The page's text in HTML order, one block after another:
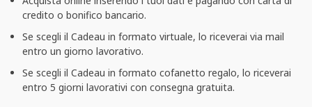
credito o bonifico bancario.
Se scegli il Cadeau in formato virtuale, lo riceverai via mail
entro un giorno lavorativo.
Se scegli il Cadeau in formato cofanetto regalo, lo riceverai
entro 5 giorni lavorativi con consegna gratuita.